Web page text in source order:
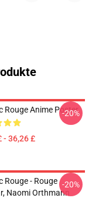
Rouge Anime Poster
- 36,26 £
-20%
Rouge - Rouge
Naomi Orthmann
-20%